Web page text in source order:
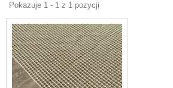
Pokazuje 1 - 1 z 1 pozycji